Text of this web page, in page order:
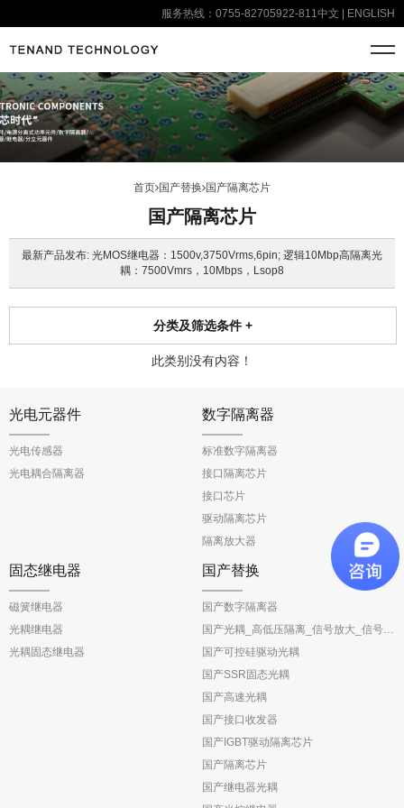
服务热线：0755-82705922-811中文 ENGLISH
首页 国产替换 国产隔离芯片
国产隔离芯片
最新产品发布: 光MOS继电器：1500v,3750Vrms,6pin; 逻辑10Mbp高隔离光
耦：7500Vmrs，10Mbps，Lsop8
分类及筛选条件 +
此类别没有内容！
光电元器件
光电传感器
光电耦合隔离器
数字隔离器
标准数字隔离器
接口隔离芯片
接口芯片
驱动隔离芯片
隔离放大器
固态继电器
磁簧继电器
光耦继电器
光耦固态继电器
国产替换
国产数字隔离器
国产光耦_高低压隔离_信号放大_信号反馈
国产可控硅驱动光耦
国产SSR固态光耦
国产高速光耦
国产接口收发器
国产IGBT驱动隔离芯片
国产隔离芯片
国产继电器光耦